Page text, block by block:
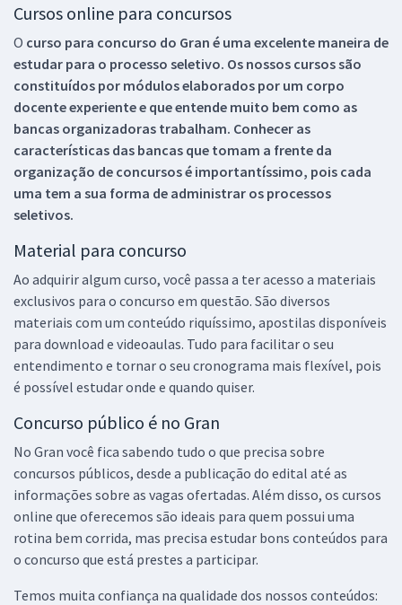
Cursos online para concursos
O curso para concurso do Gran é uma excelente maneira de
estudar para o processo seletivo. Os nossos cursos são
constituídos por módulos elaborados por um corpo
docente experiente e que entende muito bem como as
bancas organizadoras trabalham. Conhecer as
características das bancas que tomam a frente da
organização de concursos é importantíssimo, pois cada
uma tem a sua forma de administrar os processos
seletivos.
Material para concurso
Ao adquirir algum curso, você passa a ter acesso a materiais
exclusivos para o concurso em questão. São diversos
materiais com um conteúdo riquíssimo, apostilas disponíveis
para download e videoaulas. Tudo para facilitar o seu
entendimento e tornar o seu cronograma mais flexível, pois
é possível estudar onde e quando quiser.
Concurso público é no Gran
No Gran você fica sabendo tudo o que precisa sobre
concursos públicos, desde a publicação do edital até as
informações sobre as vagas ofertadas. Além disso, os cursos
online que oferecemos são ideais para quem possui uma
rotina bem corrida, mas precisa estudar bons conteúdos para
o concurso que está prestes a participar.
Temos muita confiança na qualidade dos nossos conteúdos: